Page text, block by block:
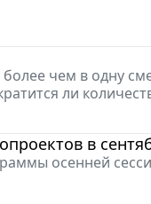
чем в одну
ли
в
осенней